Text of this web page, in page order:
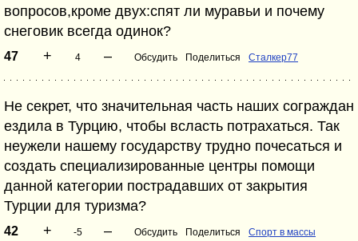
вопросов,кроме двух:спят ли муравьи и почему
снеговик всегда одинок?
47 + 4 – Обсудить Поделиться Сталкер77
Не секрет, что значительная часть наших сограждан
ездила в Турцию, чтобы всласть потрахаться. Так
неужели нашему государству трудно почесаться и
создать специализированные центры помощи
данной категории пострадавших от закрытия
Турции для туризма?
42 + -5 – Обсудить Поделиться Спорт в массы